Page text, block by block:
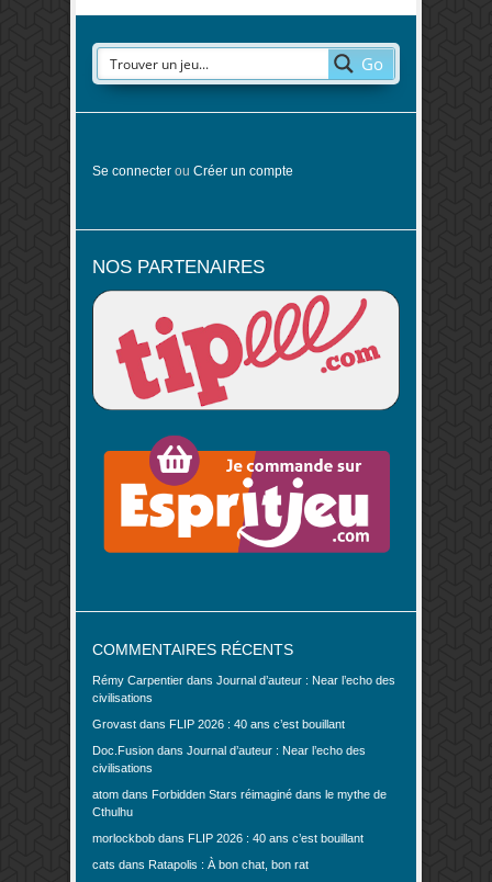
Go
Se connecter ou Créer un compte
NOS PARTENAIRES
COMMENTAIRES RÉCENTS
Rémy Carpentier dans Journal d’auteur : Near l’echo des
civilisations
Grovast dans FLIP 2026 : 40 ans c’est bouillant
Doc.Fusion dans Journal d’auteur : Near l’echo des
civilisations
atom dans Forbidden Stars réimaginé dans le mythe de
Cthulhu
morlockbob dans FLIP 2026 : 40 ans c’est bouillant
cats dans Ratapolis : À bon chat, bon rat